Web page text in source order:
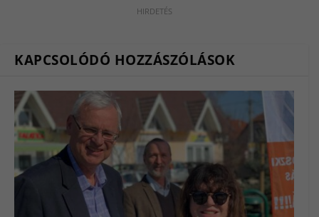
KAPCSOLÓDÓ HOZZÁSZÓLÁSOK